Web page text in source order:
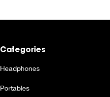
Categories
Headphones
Portables